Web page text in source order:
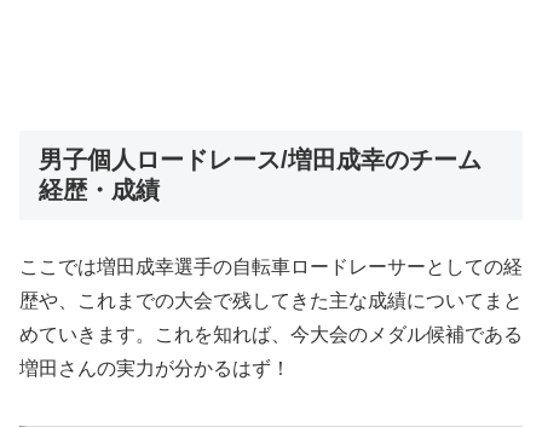
男子個人ロードレース/増田成幸のチーム
経歴・成績
ここでは増田成幸選手の自転車ロードレーサーとしての経
歴や、これまでの大会で残してきた主な成績についてまと
めていきます。これを知れば、今大会のメダル候補である
増田さんの実力が分かるはず！